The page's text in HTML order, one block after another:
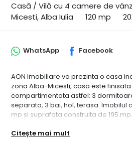
Casă / Vilă cu 4 camere de
Micesti, Alba Iulia
120 mp
WhatsApp Facebook
AON Imobiliare va prezinta o casa
zona Alba-Micesti, casa este
compartimentata astfel: 3
separata, 3 bai, hol, terasa. Imobilul
mp si suprafata construita de 195
2023, se preda conectata la toate
Citește mai mult